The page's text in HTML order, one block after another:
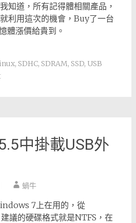
知道，所有記得體相關產品，
利用這次的機會，Buy了一台
體漲價給貴到。
, SDHC, SDRAM, SSD, USB
中掛載USB外
蝸牛
7上在用的，從
議的硬碟格式就是NTFS，在